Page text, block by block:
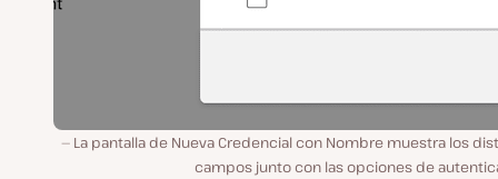
La pantalla de Nueva Credencial con Nombre muestra los
campos junto con las opciones de